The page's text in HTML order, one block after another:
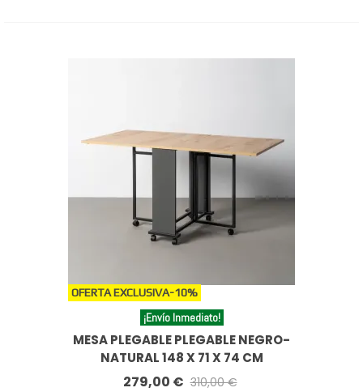
OFERTA EXCLUSIVA-10%
¡Envío Inmediato!
MESA PLEGABLE PLEGABLE NEGRO-
NATURAL 148 X 71 X 74 CM
279,00 € 310,00 €